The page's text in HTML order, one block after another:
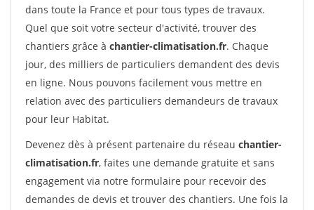
dans toute la France et pour tous types de travaux.
Quel que soit votre secteur d'activité, trouver des
chantiers grâce à chantier-climatisation.fr. Chaque
jour, des milliers de particuliers demandent des devis
en ligne. Nous pouvons facilement vous mettre en
relation avec des particuliers demandeurs de travaux
pour leur Habitat.
Devenez dès à présent partenaire du réseau chantier-
climatisation.fr, faites une demande gratuite et sans
engagement via notre formulaire pour recevoir des
demandes de devis et trouver des chantiers. Une fois la